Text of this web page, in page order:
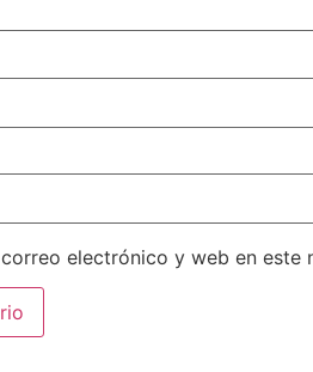
electrónico y web en